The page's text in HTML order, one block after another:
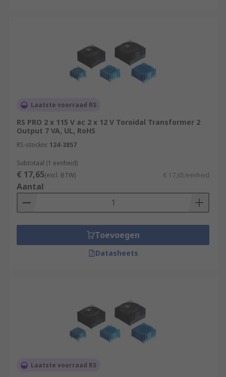
Laatste voorraad RS
RS PRO 2 x 115 V ac 2 x 12 V Toroidal Transformer 2
Output 7 VA, UL, RoHS
RS-stocknr. 124-3857
Subtotaal (1 eenheid)
€ 17,65(excl. BTW) € 17,65/eenheid
Aantal
Toevoegen
Datasheets
Laatste voorraad RS